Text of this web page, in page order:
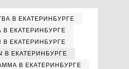
В ЕКАТЕРИНБУРГЕ
В ЕКАТЕРИНБУРГЕ
В ЕКАТЕРИНБУРГЕ
В ЕКАТЕРИНБУРГЕ
В ЕКАТЕРИНБУРГЕ